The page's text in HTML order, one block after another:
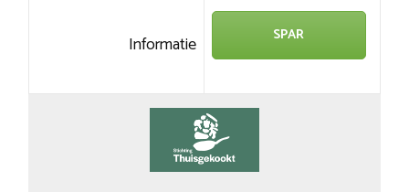
Informatie SPAR